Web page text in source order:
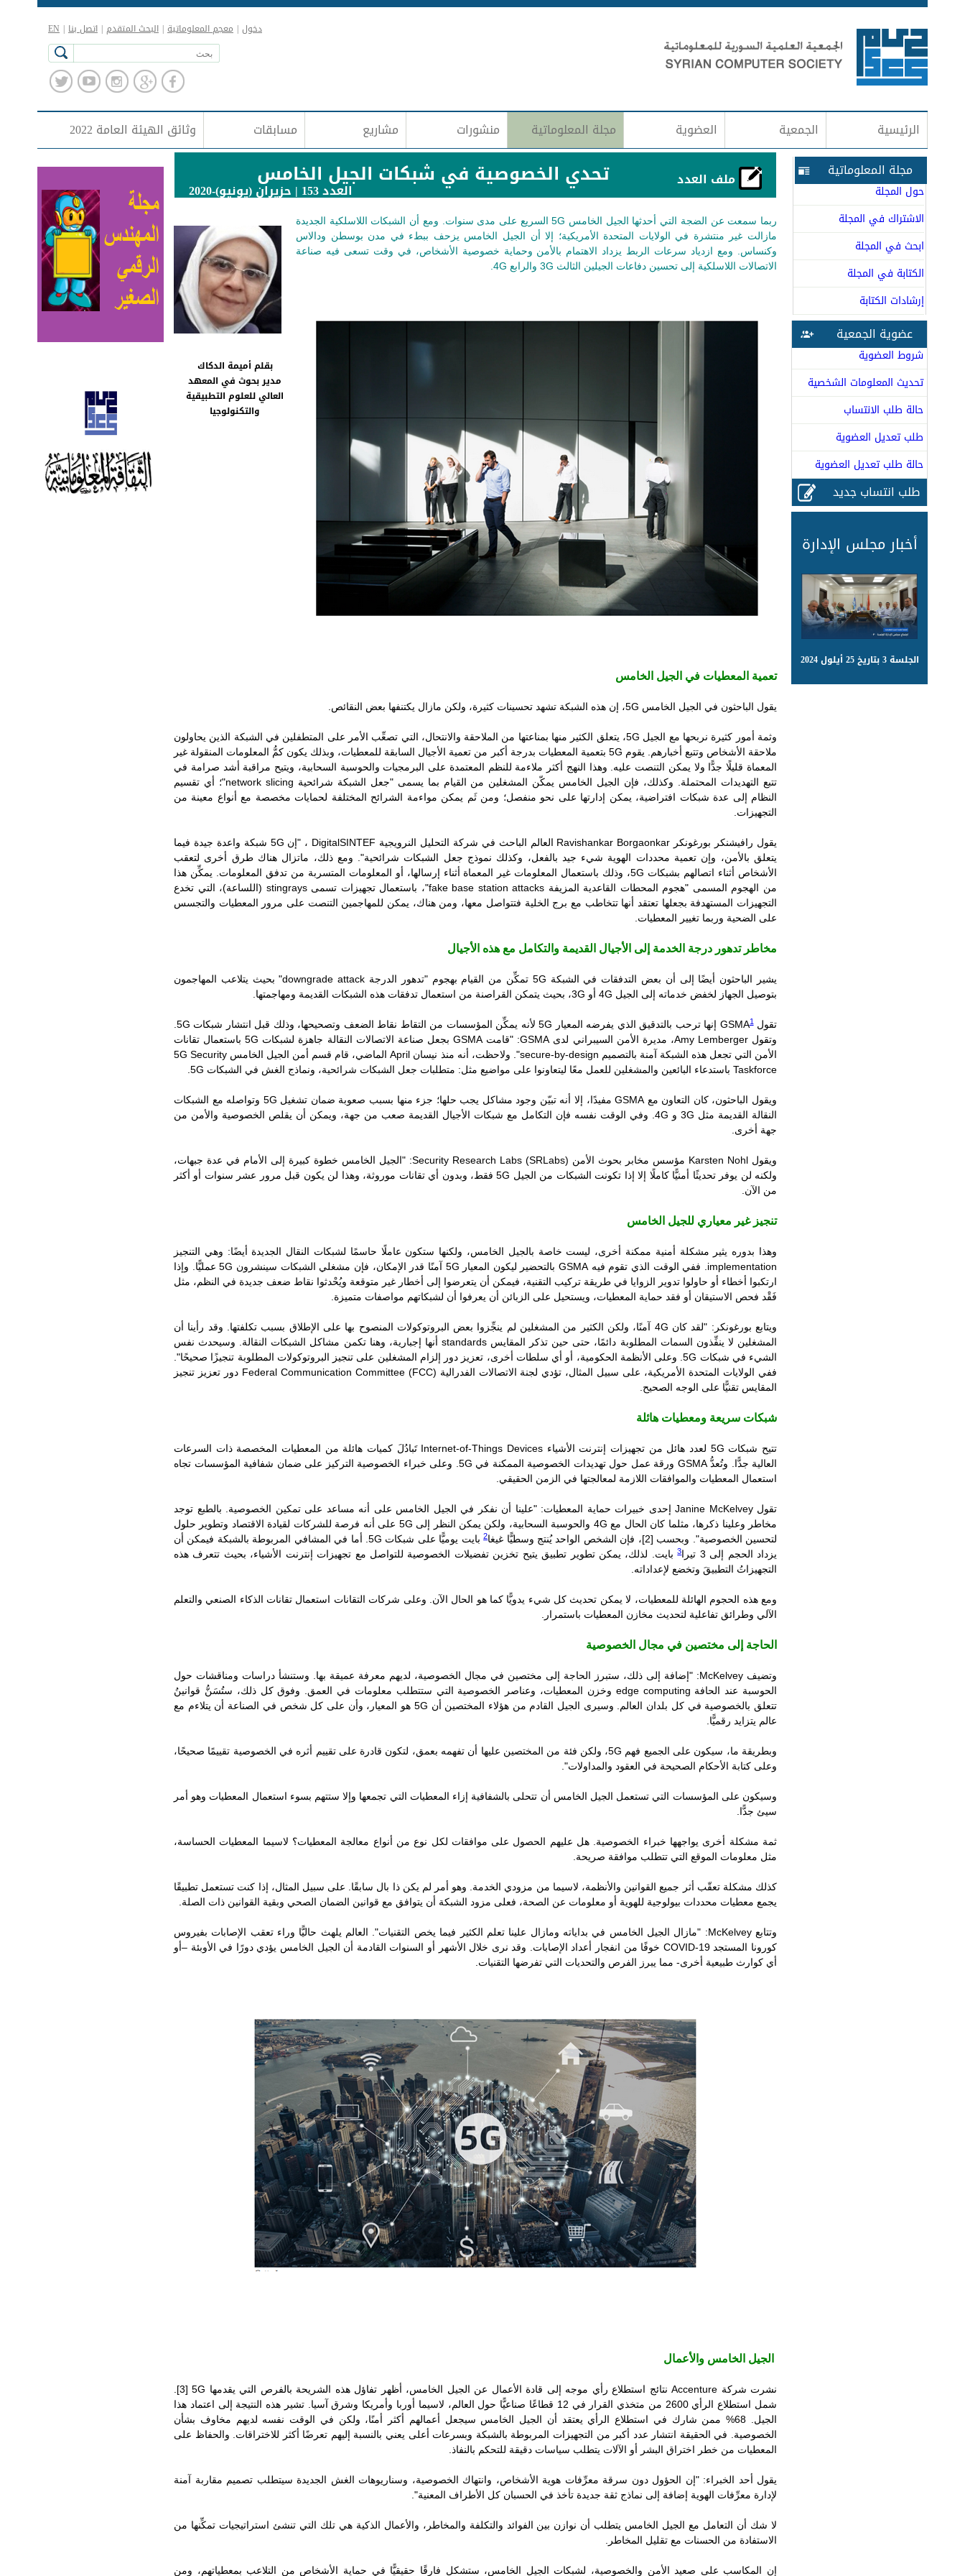
Jump to navigation
دخول | معجم المعلوماتية | البحث المتقدم | اتصل بنا |
EN
الرئيسية الجمعية العضوية مجلة المعلوماتية منشورات مشاريع مسابقات وثائق الهيئة العامة 2022
ملف العدد تحدي الخصوصية في شبكات الجيل الخامس
العدد 153 | حزيران (يونيو)-2020
بقلمأميمة الدكاك
مدير بحوث في المعهد
العالي للعلوم التطبيقية
والتكنولوجيا
ربما سمعت عن الضجة التي أحدثها الجيل الخامس 5Gالسريع على مدى سنوات. ومع أن الشبكات اللاسلكية الجديدة
مازالت غير منتشرة في الولايات المتحدة الأمريكية؛ إلا أن الجيل الخامس يزحف ببطء في مدن بوسطن ودالاس
وكنساس. ومع ازدياد سرعات الربط يزداد الاهتمام بالأمن وحماية خصوصية الأشخاص، في وقت تسعى فيه صناعة
الاتصالات اللاسلكية إلى تحسين دفاعات الجيلين الثالث 3G والرابع 4G
تعمية المعطيات في الجيل الخامس
يقول الباحثون في الجيل الخامس 5G، إن هذه الشبكة تشهد تحسينات كثيرة، ولكن مازال يكتنفها بعض النقائص.
وثمة أمور كثيرة نربحها مع الجيل 5G، يتعلق الكثير منها بمناعتها من الملاحقة والانتحال، التي تصعِّب الأمر على المتطفلين في الشبكة الذين يحاولون
ملاحقة الأشخاص وتتبع أخبارهم. يقوم 5G بتعمية المعطيات بدرجة أكبر من تعمية الأجيال السابقة للمعطيات، وبذلك يكون كمُّ المعلومات المنقولة غير
المعماة قليلًا جدًّا ولا يمكن التنصت عليه. وهذا النهج أكثر ملاءمة للنظم المعتمدة على البرمجيات والحوسبة السحابية، ويتيح مراقبة أشد صرامة في
تتبع التهديدات المحتملة. وكذلك، فإن الجيل الخامس يمكّن المشغلين من القيام بما يسمى "جعل الشبكة شرائحية network slicing"؛ أي تقسيم
النظام إلى عدة شبكات افتراضية، يمكن إدارتها على نحو منفصل؛ ومن ثَم يمكن مواءمة الشرائح المختلفة لحمايات مخصصة مع أنواع معينة من
التجهيزات.
يقول رافيشنكر بورغونكر Ravishankar Borgaonkar العالم الباحث في شركة التحليل النرويجية SINTEF
Digital ، "إن 5G شبكة واعدة جيدة فيما
يتعلق بالأمن، وإن تعمية محددات الهوية شيء جيد بالفعل، وكذلك نموذج جعل الشبكات شرائحية". ومع ذلك، ماتزال هناك طرق أخرى لتعقب
الأشخاص أثناء اتصالهم بشبكات 5G، وذلك باستعمال المعلومات غير المعماة أثناء إرسالها، أو المعلومات المتسربة من تدفق المعلومات. يمكِّن هذا
من الهجوم المسمى "هجوم المحطات القاعدية المزيفة fake base station attacks"، باستعمال تجهيزات تسمىstingrays (اللساعة)، التي تخدع
التجهيزات المستهدفة بجعلها تعتقد أنها تتخاطب مع برج الخلية فتتواصل معها، ومن هناك، يمكن للمهاجمين التنصت على مرور المعطيات والتجسس
على الضحية وربما تغيير المعطيات.
مخاطر تدهور درجة الخدمة إلى الأجيال القديمة والتكامل مع هذه الأجيال
يشير الباحثون أيضًا إلى أن بعض التدفقات في الشبكة 5G تمكِّن من القيام بهجوم "تدهور الدرجة downgrade attack" بحيث يتلاعب المهاجمون
بتوصيل الجهاز لخفض خدماته إلى الجيل 4G أو 3G، بحيث يتمكن القراصنة من استعمال تدفقات هذه الشبكات القديمة ومهاجمتها.
تقول GSMA1 إنها ترحب بالتدقيق الذي يفرضه المعيار 5Gلأنه يمكِّن المؤسسات من التقاط نقاط الضعف وتصحيحها، وذلك قبل انتشار شبكات 5G
وتقولAmy Lemberger، مديرة الأمن السيبراني لدى GSMA: "قامت GSMA بجعل صناعة الاتصالات النقالة جاهزة لشبكات 5G باستعمال تقانات
الأمن التي تجعل هذه الشبكة آمنة بالتصميم secure-by-design". ولاحظت، أنه منذ نيسان Aprilالماضي، قام قسم أمن الجيل الخامس 5G Security
Taskforce باستدعاء البائعين والمشغلين للعمل معًا ليتعاونوا على مواضيع مثل: متطلبات جعل الشبكات شرائحية، ونماذج الغش في الشبكات 5G
ويقول الباحثون، كان التعاون مع GSMAمفيدًا، إلا أنه تبيّن وجود مشاكل يجب حلها؛ جزء منها بسبب صعوبة ضمان تشغيل 5G وتواصله مع الشبكات
النقالة القديمة مثل 3G و 4G . وفي الوقت نفسه فإن التكامل مع شبكات الأجيال القديمة صعب من جهة، ويمكن أن يقلص الخصوصية والأمن من
جهة أخرى.
ويقول Karsten Nohl مؤسس مخابر بحوث الأمن Security Research Labs (SRLabs): "الجيل الخامس خطوة كبيرة إلى الأمام في عدة جبهات،
ولكنه لن يوفر تحديثًا أمنيًّا كاملًا إلا إذا تكونت الشبكات من الجيل 5Gفقط، وبدون أي تقانات موروثة، وهذا لن يكون قبل مرور عشر سنوات أو أكثر
من الآن.
تنجيز غير معياري للجيل الخامس
وهذا بدوره يثير مشكلة أمنية ممكنة أخرى، ليست خاصة بالجيل الخامس، ولكنها ستكون عاملًا حاسمًا لشبكات النقال الجديدة أيضًا: وهي التنجيز
implementation . ففي الوقت الذي تقوم فيه GSMAبالتحضير ليكون المعيار 5G آمنًا قدر الإمكان، فإن مشغلي الشبكات سينشرون 5Gعمليًّا. وإذا
ارتكبوا أخطاء أو حاولوا تدوير الزوايا في طريقة تركيب التقنية، فيمكن أن يتعرضوا إلى أخطار غير متوقعة ويُحْدثوا نقاط ضعف جديدة في النظم، مثل
فَقْد فحص الاستيقان أو فقد حماية المعطيات، ويستحيل على الزبائن أن يعرفوا أن لشبكاتهم مواصفات متميزة.
ويتابع بورغونكر: "لقد كان 4G آمنًا، ولكن الكثير من المشغلين لم ينجِّزوا بعض البروتوكولات المنصوح بها على الإطلاق بسبب تكلفتها. وقد رأينا أن
المشغلين لا ينفِّذون السمات المطلوبة دائمًا، حتى حين تذكر المقايسstandards أنها إجبارية، وهنا تكمن مشاكل الشبكات النقالة. وسيحدث نفس
الشيء في شبكات 5G. وعلى الأنظمة الحكومية، أو أي سلطات أخرى، تعزيز دور إلزام المشغلين على تنجيز البروتوكولات المطلوبة تنجيزًا صحيحًا".
ففي الولايات المتحدة الأمريكية، على سبيل المثال، تؤدي لجنة الاتصالات الفدرالية Federal Communication Committee (FCC) دور تعزيز تنجيز
المقايس تقنيًّا على الوجه الصحيح.
شبكات سريعة ومعطيات هائلة
تتيح شبكات 5G لعدد هائل من تجهيزات إنترنت الأشياء Internet-of-Things Devices تَبادُلَ كميات هائلة من المعطيات المخصصة ذات السرعات
العالية جدًّا. وتُعدُّGSMA ورقة عمل حول تهديدات الخصوصية الممكنة في 5G . وعلى خبراء الخصوصية التركيز على ضمان شفافية المؤسسات تجاه
استعمال المعطيات والموافقات اللازمة لمعالجتها في الزمن الحقيقي.
تقولJanine McKelvey إحدى خبيرات حماية المعطيات: "علينا أن نفكر في الجيل الخامس على أنه مساعد على تمكين الخصوصية. بالطبع توجد
مخاطر وعلينا ذكرها، مثلما كان الحال مع 4G والحوسبة السحابية، ولكن يمكن النظر إلى 5G على أنه فرصة للشركات لقيادة الاقتصاد وتطوير حلول
لتحسين الخصوصية". وبحسب [2]، فإن الشخص الواحد يُنتج وسطيًّا غيغا2بايت يوميًّا على شبكات 5G . أما في المشافي المربوطة بالشبكة فيمكن أن
يزداد الحجم إلى 3 تيرا
3بايت. لذلك، يمكن تطوير تطبيق يتيح تخزين تفضيلات الخصوصية للتواصل مع تجهيزات إنترنت الأشياء، بحيث تتعرف هذه
التجهيزاتُ التطبيقَ وتخضع لإعداداته.
ومع هذه الحجوم الهائلة للمعطيات، لا يمكن تحديث كل شيء يدويًّا كما هو الحال الآن. وعلى شركات التقانات استعمال تقانات الذكاء الصنعي والتعلم
الآلي وطرائق تفاعلية لتحديث مخازن المعطيات باستمرار.
الحاجة إلى مختصين في مجال الخصوصية
وتضيف McKelvey: "إضافة إلى ذلك، ستبرز الحاجة إلى مختصين في مجال الخصوصية، لديهم معرفة عميقة بها. وستنشأ دراسات ومناقشات حول
الحوسبة عند الحافة edge computing وخزن المعطيات، وعناصر الخصوصية التي ستتطلب معلومات في العمق. وفوق كل ذلك، ستُسَنُّ قوانينُ
تتعلق بالخصوصية في كل بلدان العالم. وسيرى الجيل القادم من هؤلاء المختصين أن 5G هو المعيار، وأن على كل شخص في الصناعة أن يتلاءم مع
عالم يتزايد رقميًّا.
وبطريقة ما، سيكون على الجميع فهم 5G، ولكن فئة من المختصين عليها أن تفهمه بعمق، لتكون قادرة على تقييم أثره في الخصوصية تقييمًا صحيحًا،
وعلى كتابة الأحكام الصحيحة في العقود والمداولات".
وسيكون على المؤسسات التي تستعمل الجيل الخامس أن تتحلى بالشفافية إزاء المعطيات التي تجمعها وإلا ستتهم بسوء استعمال المعطيات وهو أمر
سيئ جدًّا.
ثمة مشكلة أخرى يواجهها خبراء الخصوصية. هل عليهم الحصول على موافقات لكل نوع من أنواع معالجة المعطيات؟ لاسيما المعطيات الحساسة،
مثل معلومات الموقع التي تتطلب موافقة صريحة.
كذلك مشكلة تعقّب أثر جميع القوانين والأنظمة، لاسيما من مزودي الخدمة. وهو أمر لم يكن ذا بال سابقًا. على سبيل المثال، إذا كنت تستعمل تطبيقًا
يجمع معطيات محددات بيولوجية للهوية أو معلومات عن الصحة، فعلى مزود الشبكة أن يتوافق مع قوانين الضمان الصحي وبقية القوانين ذات الصلة.
وتتابعMcKelvey: "مازال الجيل الخامس في بداياته ومازال علينا تعلم الكثير فيما يخص التقنيات". العالم يلهث حاليًّا وراء تعقب الإصابات بفيروس
كورونا المستجدCOVID-19 خوفًا من انفجار أعداد الإصابات. وقد نرى خلال الأشهر أو السنوات القادمة أن الجيل الخامس يؤدي دورًا في الأوبئة –أو
أي كوارث طبيعية أخرى- مما يبرز الفرص والتحديات التي تفرضها التقنيات.
الجيل الخامس والأعمال
نشرت شركة Accentureنتائج استطلاع رأي موجه إلى قادة الأعمال عن الجيل الخامس، أظهر تفاؤل هذه الشريحة بالفرص التي يقدمها 5G
[3]
شمل استطلاع الرأي 2600 من متخذي القرار في 12 قطاعًا صناعيًّا حول العالم، لاسيما أوربا وأمريكا وشرق آسيا. تشير هذه النتيجة إلى اعتماد هذا
الجيل. 68% ممن شارك في استطلاع الرأي يعتقد أن الجيل الخامس سيجعل أعمالهم أكثر أمنًا، ولكن في الوقت نفسه لديهم مخاوف بشأن
الخصوصية. في الحقيقة انتشار عدد أكبر من التجهيزات المربوطة بالشبكة وبسرعات أعلى يعني بالنسبة إليهم تعرضًا أكثر للاختراقات. والحفاظ على
المعطيات من خطر اختراق البشر أو الآلات يتطلب سياسات دقيقة للتحكم بالنفاذ.
يقول أحد الخبراء: "إن الحؤول دون سرقة معرِّفات هوية الأشخاص، وانتهاك الخصوصية، وسناريوهات الغش الجديدة سيتطلب تصميم مقاربة آمنة
لإدارة معرِّفات الهوية إضافة إلى نماذج ثقة جديدة تأخذ في الحسبان كل الأطراف المعنية".
لا شك أن التعامل مع الجيل الخامس يتطلب أن نوازن بين الفوائد والتكلفة والمخاطر، والأعمال الذكية هي تلك التي تنشئ استراتيجيات تمكِّنها من
الاستفادة من الحسنات مع تقليل المخاطر.
إن المكاسب على صعيد الأمن والخصوصية، لشبكات الجيل الخامس، ستشكل فارقًا حقيقيًّا في حماية الأشخاص من التلاعب بمعطياتهم، ومن
مجلة المعلوماتية
حول المجلة
الاشتراك في المجلة
ابحث في المجلة
الكتابة في المجلة
إرشادات الكتابة
عضوية الجمعية
شروط العضوية
تحديث المعلومات الشخصية
حالة طلب الانتساب
طلب تعديل العضوية
حالة طلب تعديل العضوية
طلب انتساب جديد
أخبار مجلس الإدارة
الجلسة 3 بتاريخ 25 أيلول 2024